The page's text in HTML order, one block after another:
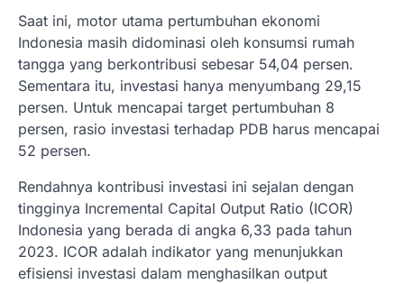
Saat ini, motor utama pertumbuhan ekonomi
Indonesia masih didominasi oleh konsumsi rumah
tangga yang berkontribusi sebesar 54,04 persen.
Sementara itu, investasi hanya menyumbang 29,15
persen. Untuk mencapai target pertumbuhan 8
persen, rasio investasi terhadap PDB harus mencapai
52 persen.
Rendahnya kontribusi investasi ini sejalan dengan
tingginya Incremental Capital Output Ratio (ICOR)
Indonesia yang berada di angka 6,33 pada tahun
2023. ICOR adalah indikator yang menunjukkan
efisiensi investasi dalam menghasilkan output